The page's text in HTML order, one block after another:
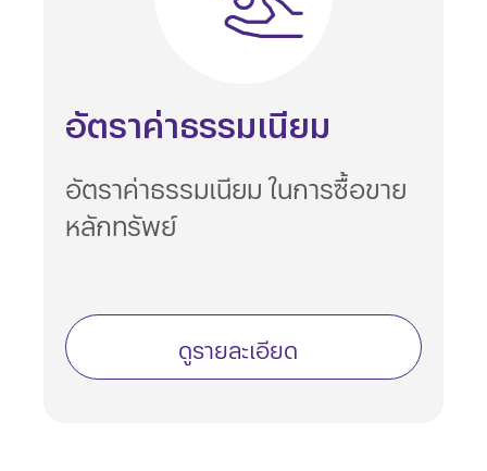
อัตราค่าธรรมเนียม
อัตราค่าธรรมเนียม ในการซื้อขาย
หลักทรัพย์
ดูรายละเอียด